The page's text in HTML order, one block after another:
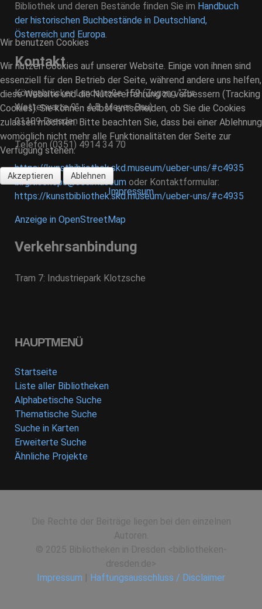
Bibliothek und deren Bestände finden Sie im Handbuch
der historischen Buchbestände in Deutschland,
Österreich und Europa.
Kontakt
Königsbrücker Landstraße 159 (Zugang "Zur
Wetterwarte 9" - A.B. Meyer-Bau)
01109 Dresden
Telefon (0351) 4914 34 70
https://kunstbibliothek.skd.museum/ueber-uns/#c4935
birgit.scheps@ses.museum oder Kontaktformular:
https://kunstbibliothek.skd.museum/ueber-uns/#c4935
Anzeige in OpenStreetMap
Verkehrsanbindung
Tram 7: Industriepark Klotzsche
HAUPTMENÜ
Startseite
Liste aller Bibliotheken
Alphabetische Suche
Thematische Suche
Suche in Karten
Erweiterte Suche
Ähnliche Projekte
Die Rechte der Beiträge liegen bei den einzelnen
Autoren.
© 2025 Bibliotheken in Dresden <bibliotheken-
dresden.de>
Impressum | Haftungsausschluss / Disclaimer
Wir benutzen Cookies
Wir nutzen Cookies auf unserer Website. Einige von ihnen sind
essenziell für den Betrieb der Seite, während andere uns helfen,
diese Website und die Nutzererfahrung zu verbessern (Tracking
Cookies). Sie können selbst entscheiden, ob Sie die Cookies
zulassen möchten. Bitte beachten Sie, dass bei einer Ablehnung
womöglich nicht mehr alle Funktionalitäten der Seite zur
Verfügung stehen.
Akzeptieren Ablehnen
Impressum